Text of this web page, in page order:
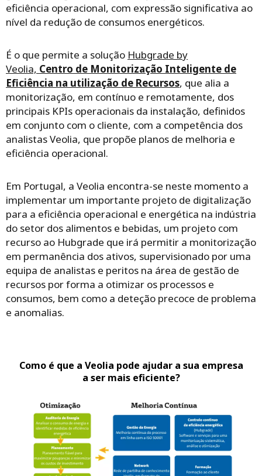
eficiência operacional, com expressão significativa ao
nível da redução de consumos energéticos.
É o que permite a solução Hubgrade by
Veolia, Centro de Monitorização Inteligente de
Eficiência na utilização de Recursos, que alia a
monitorização, em contínuo e remotamente, dos
principais KPIs operacionais da instalação, definidos
em conjunto com o cliente, com a competência dos
analistas Veolia, que propõe planos de melhoria e
eficiência operacional.
Em Portugal, a Veolia encontra-se neste momento a
implementar um importante projeto de digitalização
para a eficiência operacional e energética na indústria
do setor dos alimentos e bebidas, um projeto com
recurso ao Hubgrade que irá permitir a monitorização
em permanência dos ativos, supervisionado por uma
equipa de analistas e peritos na área de gestão de
recursos por forma a otimizar os processos e
consumos, bem como a deteção precoce de problema
e anomalias.
Como é que a Veolia pode ajudar a sua empresa
a ser mais eficiente?